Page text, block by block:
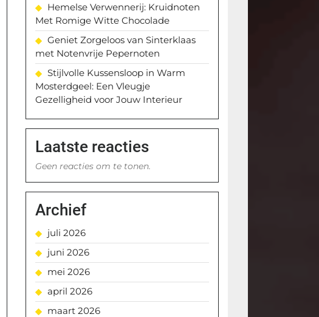
Hemelse Verwennerij: Kruidnoten
Met Romige Witte Chocolade
Geniet Zorgeloos van Sinterklaas
met Notenvrije Pepernoten
Stijlvolle Kussensloop in Warm
Mosterdgeel: Een Vleugje
Gezelligheid voor Jouw Interieur
Laatste reacties
Geen reacties om te tonen.
Archief
juli 2026
juni 2026
mei 2026
april 2026
maart 2026